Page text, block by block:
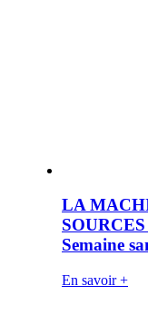
LA
Semaine
En savoir +